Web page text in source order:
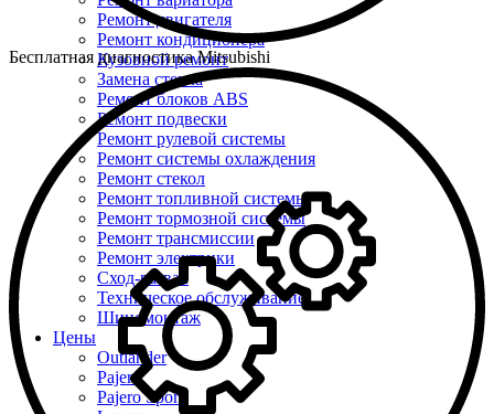
Ремонт двигателя
Ремонт кондиционера
Кузовной ремонт
Замена стекла
Ремонт блоков ABS
Ремонт подвески
Ремонт рулевой системы
Ремонт системы охлаждения
Ремонт стекол
Ремонт топливной системы
Ремонт тормозной системы
Ремонт трансмиссии
Ремонт электрики
Сход-развал
Техническое обслуживание
Шиномонтаж
Цены
Outlander
Pajero
Pajero Sport
Бесплатная диагностика Mitsubishi